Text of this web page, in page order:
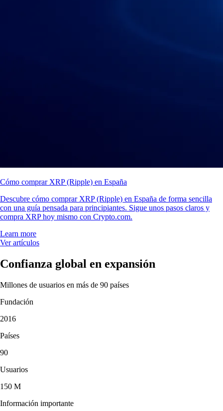
Cómo comprar XRP (Ripple) en España
Descubre cómo comprar XRP (Ripple) en España de forma sencilla
con una guía pensada para principiantes. Sigue unos pasos claros y
compra XRP hoy mismo con Crypto.com.
Learn more
Ver artículos
Confianza global en expansión
Millones de usuarios en más de 90 países
Fundación
2016
Países
90
Usuarios
150 M
Información importante